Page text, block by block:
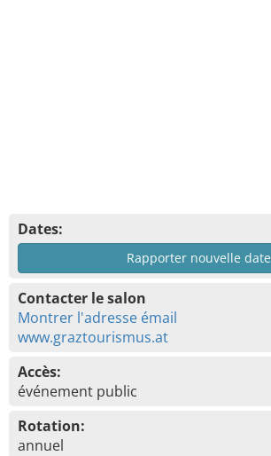
Dates:
Rapporter nouvelle date
Contacter le salon
Montrer l'adresse émail
www.graztourismus.at
Accès:
événement public
Rotation:
annuel